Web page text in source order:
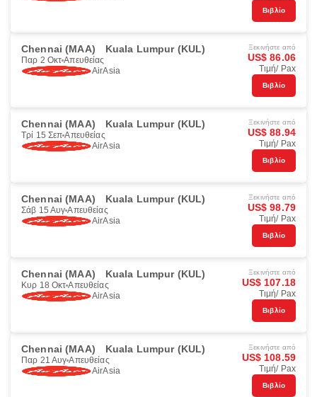
Βιβλίο
Chennai (MAA) Kuala Lumpur (KUL)
Παρ 2 Οκτ Απευθείας
AirAsia
Ξεκινήστε από
US$ 86.06
Τιμή/ Pax
Βιβλίο
Chennai (MAA) Kuala Lumpur (KUL)
Τρί 15 Σεπ Απευθείας
AirAsia
Ξεκινήστε από
US$ 88.94
Τιμή/ Pax
Βιβλίο
Chennai (MAA) Kuala Lumpur (KUL)
Σάβ 15 Αυγ Απευθείας
AirAsia
Ξεκινήστε από
US$ 98.79
Τιμή/ Pax
Βιβλίο
Chennai (MAA) Kuala Lumpur (KUL)
Κυρ 18 Οκτ Απευθείας
AirAsia
Ξεκινήστε από
US$ 107.18
Τιμή/ Pax
Βιβλίο
Chennai (MAA) Kuala Lumpur (KUL)
Παρ 21 Αυγ Απευθείας
AirAsia
Ξεκινήστε από
US$ 108.59
Τιμή/ Pax
Βιβλίο